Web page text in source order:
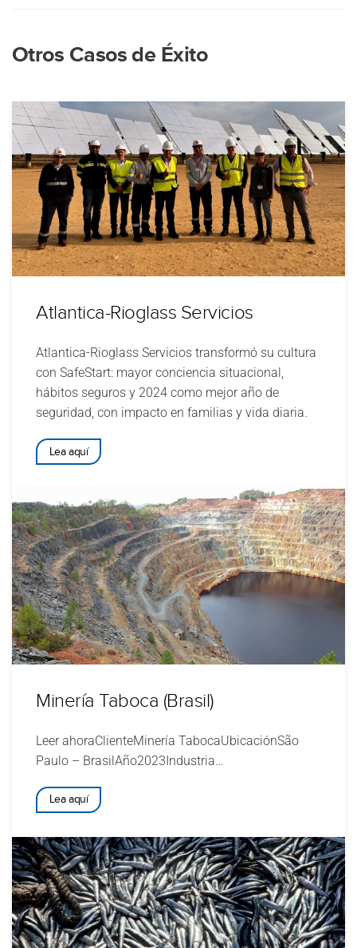
Otros Casos de Éxito
Atlantica-Rioglass Servicios
Atlantica-Rioglass Servicios transformó su cultura
con SafeStart: mayor conciencia situacional,
hábitos seguros y 2024 como mejor año de
seguridad, con impacto en familias y vida diaria.
Lea aquí
Minería Taboca (Brasil)
Leer ahoraClienteMinería TabocaUbicaciónSão
Paulo – BrasilAño2023Industria…
Lea aquí